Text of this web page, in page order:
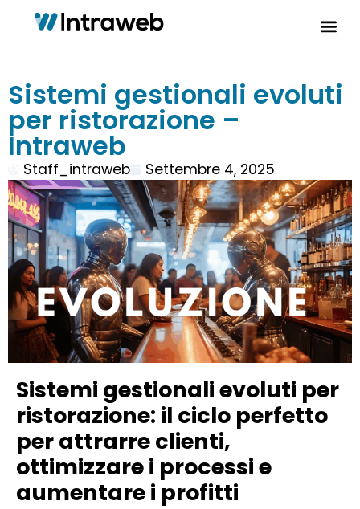
Sistemi gestionali evoluti
per ristorazione –
Intraweb
Staff_intraweb Settembre 4, 2025
Sistemi gestionali evoluti per
ristorazione: il ciclo perfetto
per attrarre clienti,
ottimizzare i processi e
aumentare i profitti